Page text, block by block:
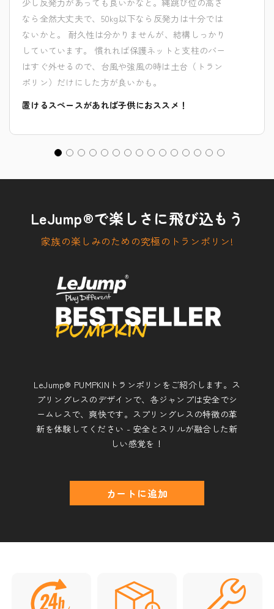
なら全然大丈夫で、50kg以下なら反発力は十分では
ないかと。 耐久性は分かりませんが、結構しっかり
していています。 慣れれば保護ネットと支柱のバー
はすぐ外せるので、台風や強風の時は土台（トラン
ポリン）だけにした方が良いかも。
置けるスペースがあれば子供におススメ！
LeJump®で楽しさに飛び込もう
家族の楽しみのための究極のトランポリン!
LeJump® PUMPKINトランポリンをご紹介します。ス
プリングレスのデザインで、各ジャンプは安全でシ
ームレスで、爽快です。スプリングレスの特徴の革
新を体験してください - 安全とスリルが融合した新
しい感覚を！
カートに追加